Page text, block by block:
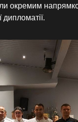
окремим
дипломатії.